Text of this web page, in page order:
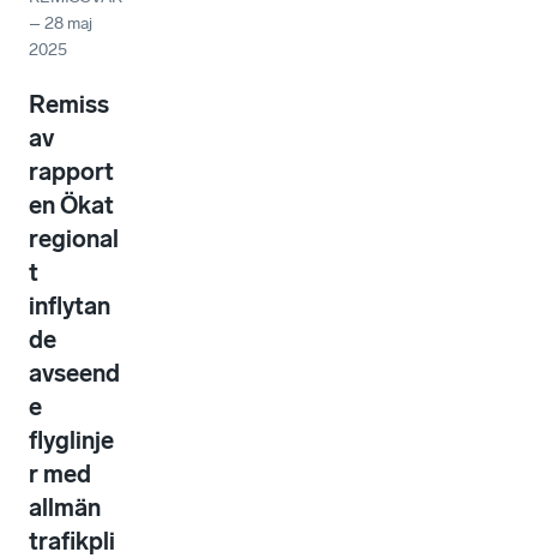
–28 maj
2025
Remiss
av
rapport
en Ökat
regional
t
inflytan
de
avseend
e
flyglinje
r med
allmän
trafikpli